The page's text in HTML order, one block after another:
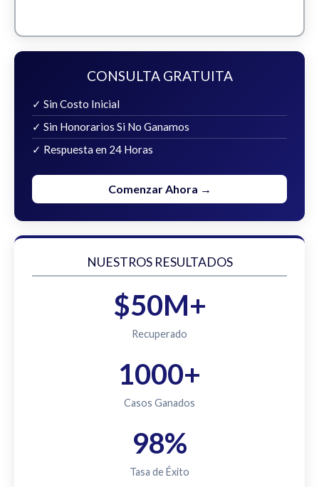
CONSULTA GRATUITA
✓ Sin Costo Inicial
✓ Sin Honorarios Si No Ganamos
✓ Respuesta en 24 Horas
Comenzar Ahora →
NUESTROS RESULTADOS
$50M+
Recuperado
1000+
Casos Ganados
98%
Tasa de Éxito